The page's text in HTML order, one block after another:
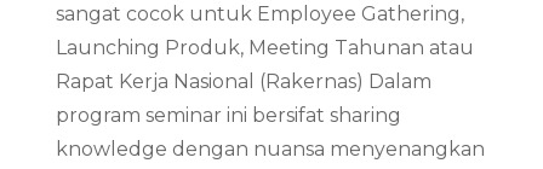
sangat cocok untuk Employee Gathering,
Launching Produk, Meeting Tahunan atau
Rapat Kerja Nasional (Rakernas) Dalam
program seminar ini bersifat sharing
knowledge dengan nuansa menyenangkan